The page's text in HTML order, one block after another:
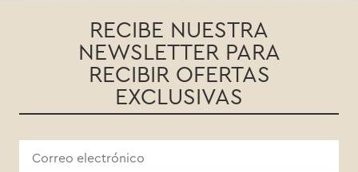
RECIBE NUESTRA
NEWSLETTER PARA
RECIBIR OFERTAS
EXCLUSIVAS